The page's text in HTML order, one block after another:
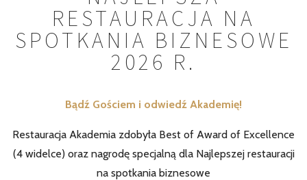
RESTAURACJA NA
SPOTKANIA BIZNESOWE
2026 R.
Bądź Gościem i odwiedź Akademię!
Restauracja Akademia zdobyła Best of Award of Excellence
(4 widelce) oraz nagrodę specjalną dla Najlepszej restauracji
na spotkania biznesowe